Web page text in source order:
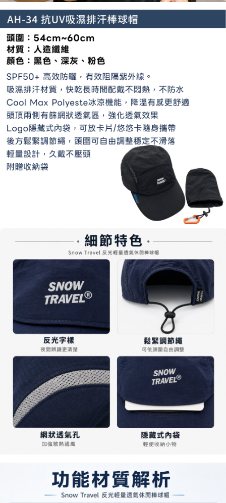
恩沛科技股份有限公司將有權停止該用戶之使用額度並採取法律行動。